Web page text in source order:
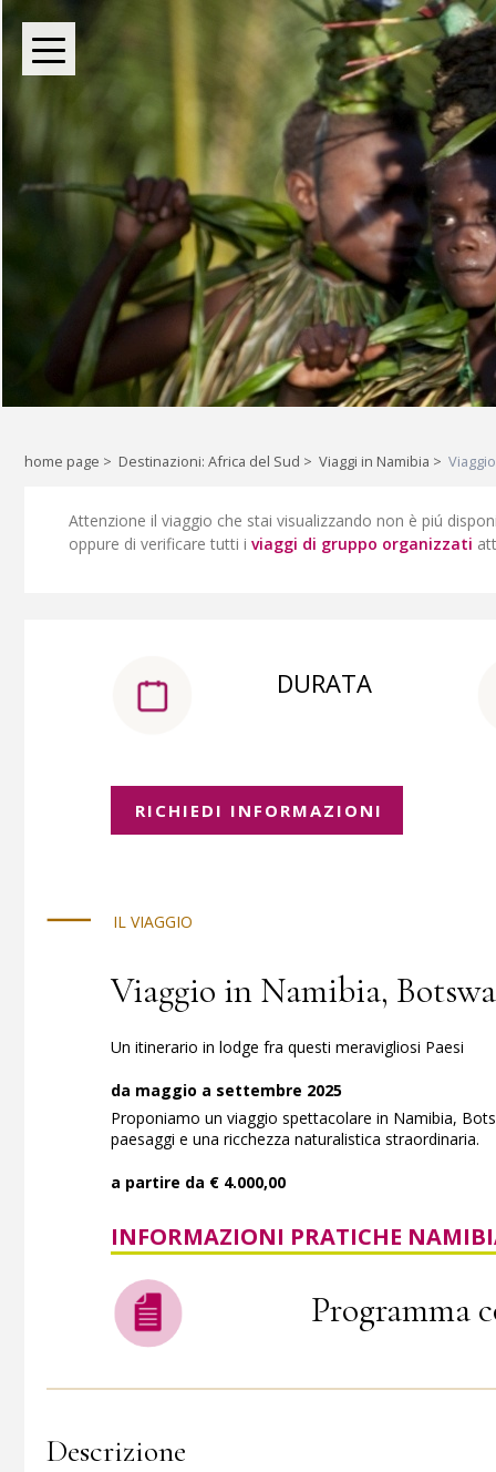
BOUTIQUE TOUR OPERATOR INDIPENDENTE DAL 2004
Oltre le rotte comuni:
Liberi di esplorare il mondo,
home page > Destinazioni: Africa del Sud > Viaggi in Namibia >
Attenzione il viaggio che stai visualizzando non è piú
oppure di verificare tutti i viaggi di gruppo organizzati
DURATA
RICHIEDI INFORMAZIONI
IL VIAGGIO
Viaggio in Namibia,
Un itinerario in lodge fra questi meravigliosi Paesi
da maggio a settembre 2025
Proponiamo un viaggio spettacolare in Namibia,
paesaggi e una ricchezza naturalistica straordinaria.
a partire da € 4.000,00
INFORMAZIONI PRATICHE
Programma
Descrizione